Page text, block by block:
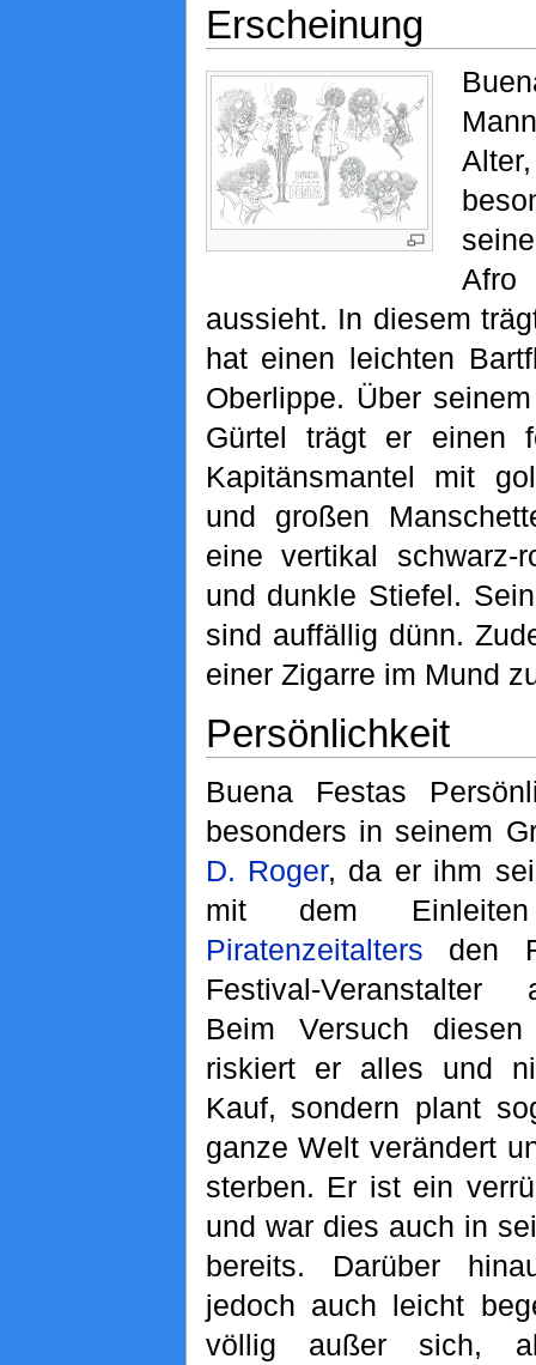
Erscheinung
aussieht. In diesem
hat einen leichten
Oberlippe. Über
Gürtel trägt er einen
Kapitänsmantel mit
und großen
eine vertikal schwarz-
und dunkle Stiefel.
sind auffällig dünn.
einer Zigarre im Mund
Persönlichkeit
Buena Festas
besonders in seinem
D. Roger, da er ihm
mit dem
Piratenzeitalters den
Festival-Veranstalter
Beim Versuch diesen
riskiert er alles und
Kauf, sondern plant
ganze Welt verändert
sterben. Er ist ein
und war dies auch in
bereits. Darüber
jedoch auch leicht
völlig außer sich,